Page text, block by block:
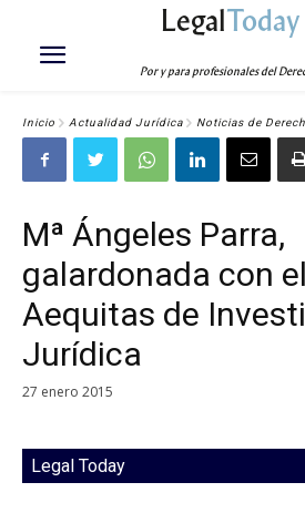
LegalToday
Por y para profesionales del
Inicio Actualidad Jurídica Noticias de
Mª Ángeles Parra,
galardonada con
Aequitas de
Jurídica
27 enero 2015
Legal Today